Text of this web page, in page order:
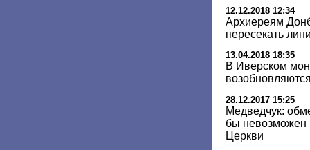
12.12.2018 12:34
Архиереям
пересекать
13.04.2018 18:35
В Иверском
28.12.2017 15:25
Медведчук:
бы невозможен
Церкви